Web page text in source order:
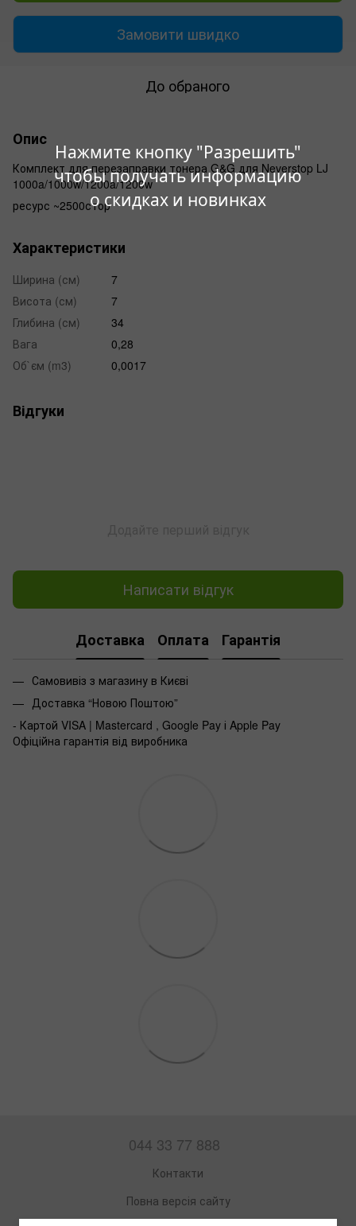
Нажмите кнопку "Разрешить"
чтобы получать информацию
о скидках и новинках
Замовити швидко
До обраного
Опис
Комплект для перезаправки тонера G&G для Neverstop LJ
1000a/1000w/1200a/1200w
ресурс ~2500стор
Характеристики
Ширина (см)
7
Висота (см)
7
Глибина (см)
34
Вага
0,28
Об`єм (m3)
0,0017
Відгуки
Написати відгук
Доставка Оплата Гарантія
Самовивіз з магазину в Києві
Доставка “Новою Поштою”
- Картой VISA | Mastercard , Google Pay і Apple Pay
Офіційна гарантія від виробника
044 33 77 888
Контакти
Повна версія сайту